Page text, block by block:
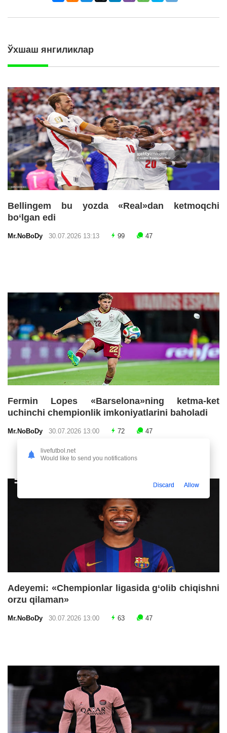
Ўхшаш янгиликлар
Bellingem bu yozda «Real»dan ketmoqchi
bo‘lgan edi
Mr.NoBoDy 30.07.2026 13:13 99 47
Fermin Lopes «Barselona»ning ketma-ket
uchinchi chempionlik imkoniyatlarini baholadi
Mr.NoBoDy 30.07.2026 13:00 72 47
Adeyemi: «Chempionlar ligasida g‘olib chiqishni
orzu qilaman»
Mr.NoBoDy 30.07.2026 13:00 63 47
livefutbol.net
Would like to send you notifications
Discard Allow